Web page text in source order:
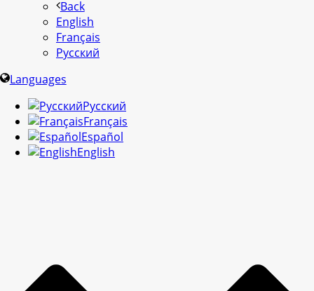
Back
English
Français
Русский
Languages
Русский
Français
Español
English